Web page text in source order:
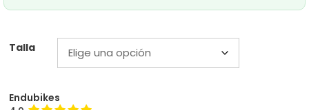
Talla
Endubikes